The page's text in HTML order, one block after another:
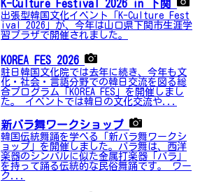
K-Culture Festival 2026 in 下関
出張型韓国文化イベント「K-Culture Fest
ival 2026」が、今年は山口県下関市生涯学
習プラザで開催されました。
KOREA FES 2026
駐日韓国文化院では去年に続き、今年も文
化・社会・言語分野での韓日交流を図る総
合プログラム「KOREA FES」を開催しまし
た。 イベントでは韓日の文化交流や...
新バラ舞ワークショップ
韓国伝統舞踊を学べる「新バラ舞ワークシ
ョップ」を開催しました。バラ舞は、西洋
楽器のシンバルに似た金属打楽器「バラ」
を持って踊る伝統的な民俗舞踊です。 ワー
ク...